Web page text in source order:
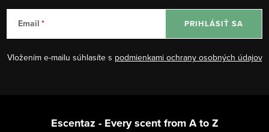
Email
Vložením e-mailu súhlasíte s podmienkami ochrany osobných údajov
PRIHLÁSIŤ SA
Escentaz - Every scent from A to Z